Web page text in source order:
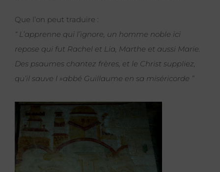
Que l’on peut traduire :
“ L’apprenne qui l’ignore, un homme noble ici
repose qui fut Rachel et Lia, Marthe et aussi Marie.
Des psaumes chantez frères, et le Christ suppliez,
qu’il sauve l »abbé Guillaume en sa miséricorde ”